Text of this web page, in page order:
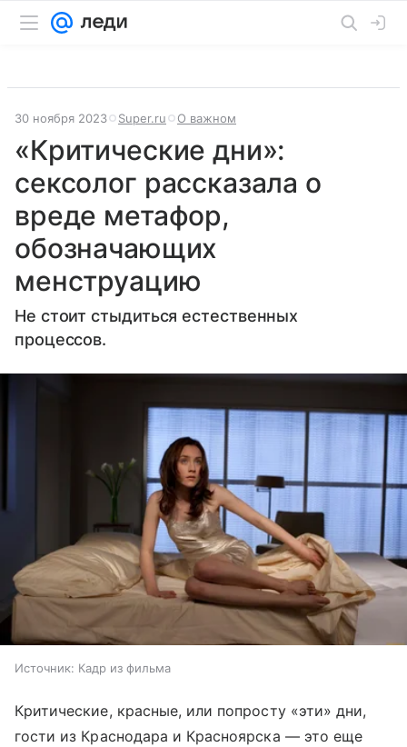
30 ноября 2023 Super.ru О важном
«Критические дни»:
сексолог рассказала о
вреде метафор,
обозначающих
менструацию
Не стоит стыдиться естественных
процессов.
Источник: Кадр из фильма
Критические, красные, или попросту «эти» дни,
гости из Краснодара и Красноярска — это еще